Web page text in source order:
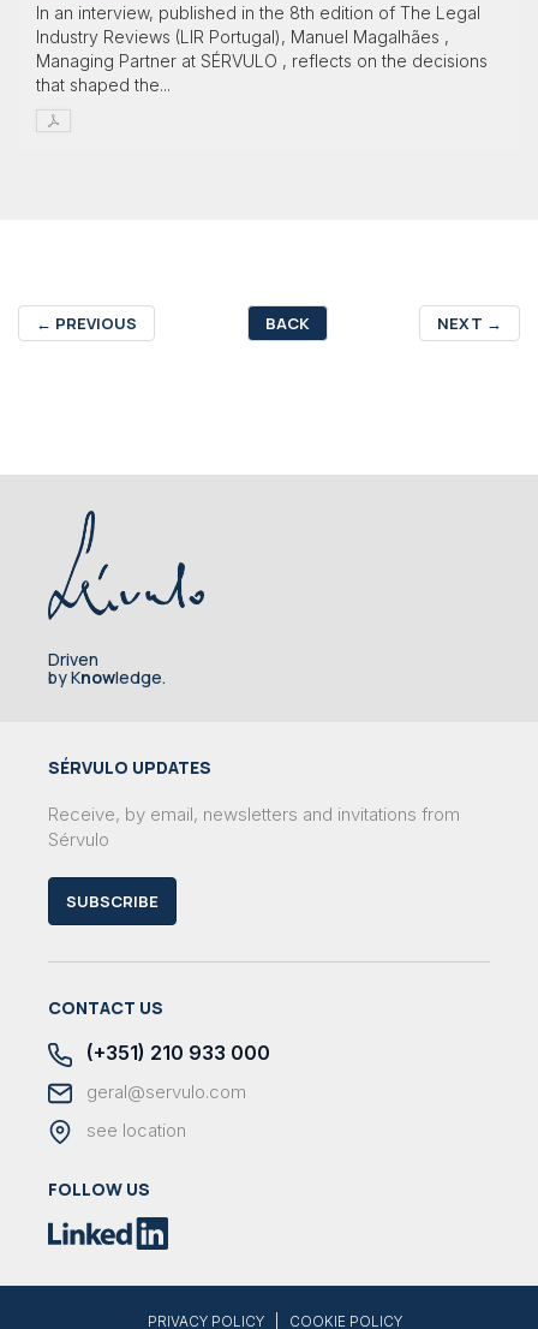
In an interview, published in the 8th edition of The Legal
Industry Reviews (LIR Portugal), Manuel Magalhães ,
Managing Partner at SÉRVULO , reflects on the decisions
that shaped the...
← PREVIOUS BACK NEXT →
Driven
by Knowledge.
SÉRVULO UPDATES
Receive, by email, newsletters and invitations from
Sérvulo
SUBSCRIBE
CONTACT US
(+351) 210 933 000
geral@servulo.com
see location
FOLLOW US
PRIVACY POLICY COOKIE POLICY